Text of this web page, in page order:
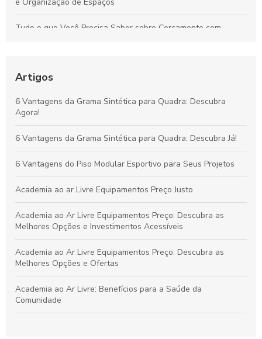
Tudo o que Você Precisa Saber sobre Cercamento com
Vantagens, Custos e Guia de Escolha
Vantagens da Grama Sintética para Quadras de Futebol
Society: Melhore o Desempenho e Conforto
Grama Decorativa: A Opção Prática e Elegante para Renovar
Qualquer Ambiente
Artigos
6 Vantagens da Grama Sintética para Quadra: Descubra
Agora!
6 Vantagens da Grama Sintética para Quadra: Descubra Já!
6 Vantagens do Piso Modular Esportivo para Seus Projetos
Academia ao ar Livre Equipamentos Preço Justo
Academia ao Ar Livre Equipamentos Preço: Descubra as
Melhores Opções e Investimentos Acessíveis
Academia ao Ar Livre Equipamentos Preço: Descubra as
Melhores Opções e Ofertas
Academia ao Ar Livre: Benefícios para a Saúde da
Comunidade